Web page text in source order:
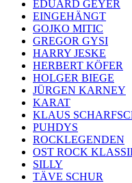
EDUARD GEYER
EINGEHÄNGT
GOJKO MITIC
GREGOR GYSI
HARRY JESKE
HERBERT KÖFER
HOLGER BIEGE
JÜRGEN KARNEY
KARAT
KLAUS
PUHDYS
ROCKLEGENDEN
OST ROCK
SILLY
TÄVE SCHUR